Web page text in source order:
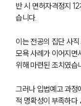
반 시 면허자격정지
습니다.
이는 전공의 집단 사
모욕 사례가 이어지면
위해 마련된 조치였습
그러나 입법예고 과
적 명확성이 부족하